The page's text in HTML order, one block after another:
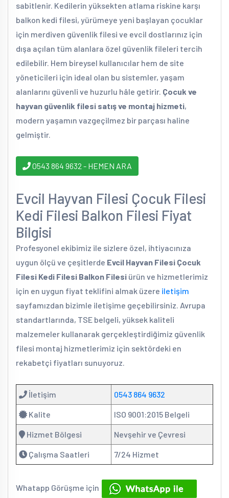
sabitlenir. Kedilerin yüksekten atlama riskine karşı
balkon kedi filesi, yürümeye yeni başlayan çocuklar
için merdiven güvenlik filesi ve evcil dostlarınız için
dışa açılan tüm alanlara özel güvenlik fileleri tercih
edilebilir. Hem bireysel kullanıcılar hem de site
yöneticileri için ideal olan bu sistemler, yaşam
alanlarını güvenli ve huzurlu hâle getirir. Çocuk ve
hayvan güvenlik filesi satış ve montaj hizmeti,
modern yaşamın vazgeçilmez bir parçası haline
gelmiştir.
0543 864 9632 - HEMEN ARA
Evcil Hayvan Filesi Çocuk Filesi
Kedi Filesi Balkon Filesi Fiyat
Bilgisi
Profesyonel ekibimiz ile sizlere özel, ihtiyacınıza
uygun ölçü ve çeşitlerde Evcil Hayvan Filesi Çocuk
Filesi Kedi Filesi Balkon Filesi ürün ve hizmetlerimiz
için en uygun fiyat teklifini almak üzere iletişim
sayfamızdan bizimle iletişime geçebilirsiniz. Avrupa
standartlarında, TSE belgeli, yüksek kaliteli
malzemeler kullanarak gerçekleştirdiğimiz güvenlik
filesi montaj hizmetlerimiz için sektördeki en
rekabetçi fiyatları sunuyoruz.
İletişim 0543 864 9632
Kalite ISO 9001:2015 Belgeli
Hizmet Bölgesi Nevşehir ve Çevresi
Çalışma Saatleri 7/24 Hizmet
Whatapp Görüşme için